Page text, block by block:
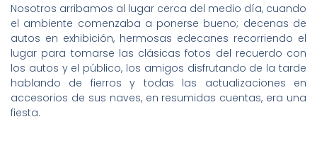
Nosotros arribamos al lugar cerca del medio día, cuando
el ambiente comenzaba a ponerse bueno; decenas de
autos en exhibición, hermosas edecanes recorriendo el
lugar para tomarse las clásicas fotos del recuerdo con
los autos y el público, los amigos disfrutando de la tarde
hablando de fierros y todas las actualizaciones en
accesorios de sus naves, en resumidas cuentas, era una
fiesta.